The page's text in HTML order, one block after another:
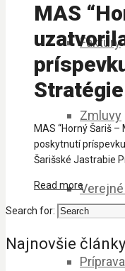
Faktúry
Zmluvy
MAS
MAS “Horný Šariš
poskytnutí
Šarišské Jastrabie
Read more
Search for:
Najnovšie články